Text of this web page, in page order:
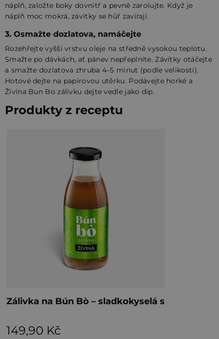
náplň, založte boky dovnitř a pevně zarolujte. Když je
náplň moc mokrá, závitky se hůř zavírají.
3. Osmažte dozlatova, namáčejte
Rozehřejte vyšší vrstvu oleje na středně vysokou teplotu.
Smažte po dávkách, ať pánev nepřeplníte. Závitky otáčejte
a smažte dozlatova zhruba 4–5 minut (podle velikosti).
Hotové dejte na papírovou utěrku. Podávejte horké a
Živina Bun Bo zálivku dejte vedle jako dip.
Produkty z receptu